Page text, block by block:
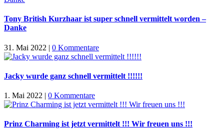
Tony British Kurzhaar ist super schnell vermittelt worden –
Danke
31. Mai 2022 | 0 Kommentare
Jacky wurde ganz schnell vermittelt !!!!!!
1. Mai 2022 | 0 Kommentare
Prinz Charming ist jetzt vermittelt !!! Wir freuen uns !!!